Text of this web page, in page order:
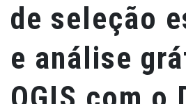
de seleção
e análise